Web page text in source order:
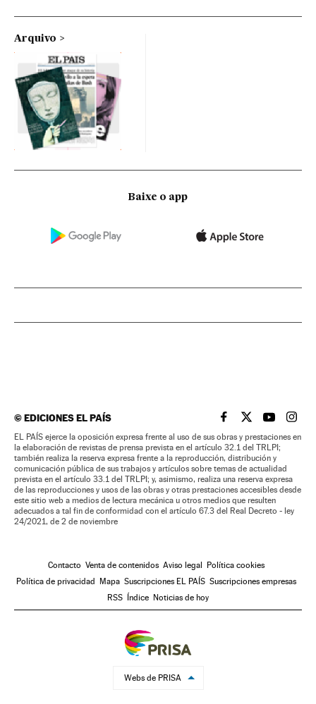
Arquivo
Baixe o app
©EDICIONES EL PAÍS EL PAÍS BRASIL EN
EL PAÍSEL PAÍS
EL
EL PAÍS ejerce la oposición expresa frente al uso de sus obras y prestaciones en
la elaboración de revistas de prensa prevista en el artículo 32.1 del TRLPI;
también realiza la reserva expresa frente a la reproducción, distribución y
comunicación pública de sus trabajos y artículos sobre temas de actualidad
prevista en el artículo 33.1 del TRLPI; y, asimismo, realiza una reserva expresa
de las reproducciones y usos de las obras y otras prestaciones accesibles desde
este sitio web a medios de lectura mecánica u otros medios que resulten
adecuados a tal fin de conformidad con el artículo 67.3 del Real Decreto - ley
24/2021, de 2 de noviembre
Contacto Venta de contenidos Aviso legal
Política cookies
Política de privacidad
Mapa Suscripciones EL PAÍS Suscripciones empresas
RSS
Índice Noticias de hoy
Webs de PRISA